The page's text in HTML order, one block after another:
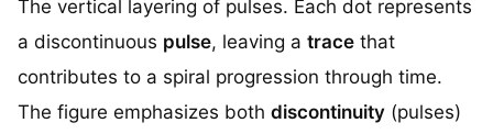
The vertical layering of pulses. Each dot represents
a discontinuous pulse, leaving a trace that
contributes to a spiral progression through time.
The figure emphasizes both discontinuity (pulses)